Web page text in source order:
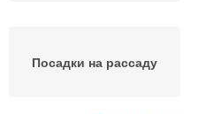
Посадки на рассаду